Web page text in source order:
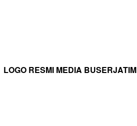
LOGO RESMI MEDIA BUSERJATIM